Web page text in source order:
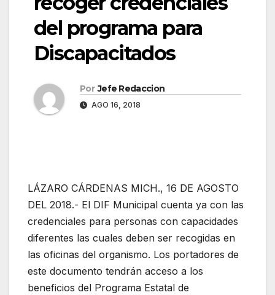
del programa para
Discapacitados
Por Jefe Redaccion
AGO 16, 2018
LÁZARO CÁRDENAS MICH., 16 DE AGOSTO
DEL 2018.- El DIF Municipal cuenta ya con las
credenciales para personas con capacidades
diferentes las cuales deben ser recogidas en
las oficinas del organismo. Los portadores de
este documento tendrán acceso a los
beneficios del Programa Estatal de